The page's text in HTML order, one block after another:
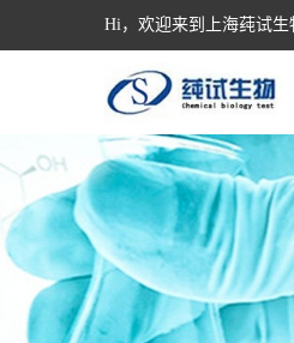
Hi，欢迎来到上海莼试生